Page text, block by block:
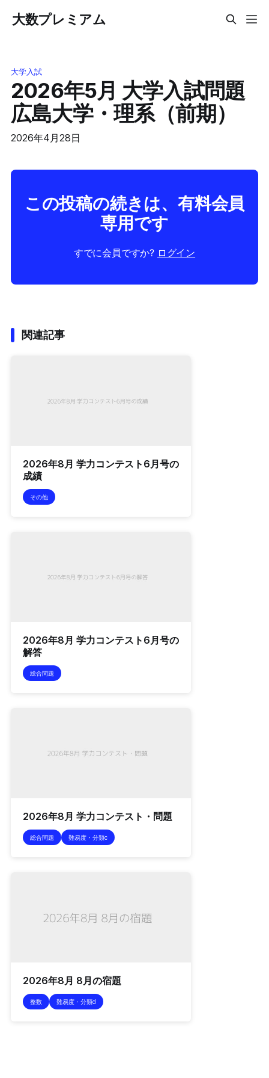
大数プレミアム
大学入試
2026年5月 大学入試問題
広島大学・理系（前期）
2026年4月28日
この投稿の続きは、有料会員
専用です
すでに会員ですか? ログイン
関連記事
2026年8月 学力コンテスト6月号の
成績
その他
2026年8月 学力コンテスト6月号の
解答
総合問題
2026年8月 学力コンテスト・問題
総合問題 難易度・分類c
2026年8月 8月の宿題
整数 難易度・分類d